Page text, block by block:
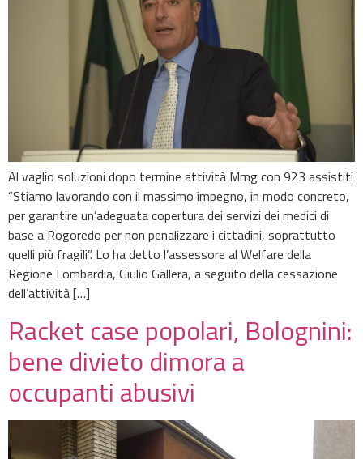
Al vaglio soluzioni dopo termine attività Mmg con 923 assistiti
“Stiamo lavorando con il massimo impegno, in modo concreto,
per garantire un’adeguata copertura dei servizi dei medici di
base a Rogoredo per non penalizzare i cittadini, soprattutto
quelli più fragili”. Lo ha detto l’assessore al Welfare della
Regione Lombardia, Giulio Gallera, a seguito della cessazione
dell’attività […]
Racket case popolari, Bolognini:
bene divieto dimora a
occupanti abusivi